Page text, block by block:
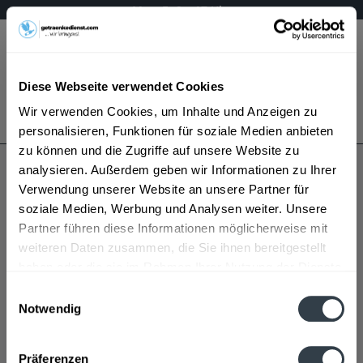
Diese Webseite verwendet Cookies
Wir verwenden Cookies, um Inhalte und Anzeigen zu
personalisieren, Funktionen für soziale Medien anbieten
zu können und die Zugriffe auf unsere Website zu
analysieren. Außerdem geben wir Informationen zu Ihrer
Verwendung unserer Website an unsere Partner für
soziale Medien, Werbung und Analysen weiter. Unsere
Partner führen diese Informationen möglicherweise mit
weiteren Daten zusammen, die Sie ihnen bereitgestellt
Notwendig
Präferenzen
Mo – Fr 9 – 17 Uhr
Menü
Bestellung widerrufen
Es gilt unsere Datenschutzerklärung
Glas Hambacher
Glas Hambacher wird in den folgenden Regionen,
Städten, Orten und Postleitzahl-Gebieten geliefert